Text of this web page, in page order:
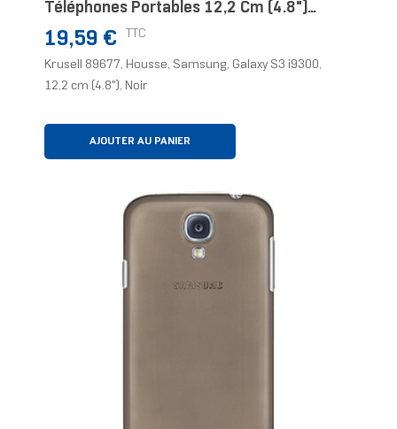
Téléphones Portables 12,2 Cm (4.8")
Housse Noir
Prix
19,59 € TTC
Krusell 89677, Housse, Samsung, Galaxy S3 i9300,
12,2 cm (4.8"), Noir
AJOUTER AU PANIER